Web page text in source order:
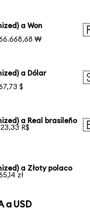
a Won
₩
a Dólar
$
a Real brasileño
R$
a Złoty polaco
zł
a USD